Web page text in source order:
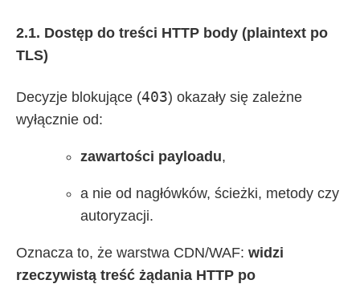
2.1. Dostęp do treści HTTP body (plaintext po
TLS)
Decyzje blokujące (403) okazały się zależne
wyłącznie od:
zawartości payloadu,
a nie od nagłówków, ścieżki, metody czy
autoryzacji.
Oznacza to, że warstwa CDN/WAF: widzi
rzeczywistą treść żądania HTTP po